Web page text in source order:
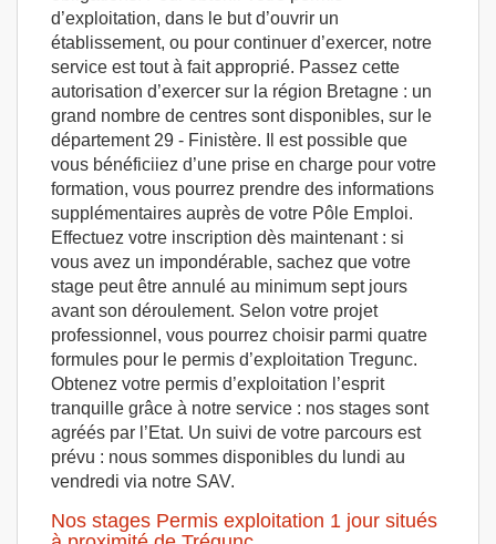
d’exploitation, dans le but d’ouvrir un
établissement, ou pour continuer d’exercer, notre
service est tout à fait approprié. Passez cette
autorisation d’exercer sur la région Bretagne : un
grand nombre de centres sont disponibles, sur le
département 29 - Finistère. Il est possible que
vous bénéficiiez d’une prise en charge pour votre
formation, vous pourrez prendre des informations
supplémentaires auprès de votre Pôle Emploi.
Effectuez votre inscription dès maintenant : si
vous avez un impondérable, sachez que votre
stage peut être annulé au minimum sept jours
avant son déroulement. Selon votre projet
professionnel, vous pourrez choisir parmi quatre
formules pour le permis d’exploitation Tregunc.
Obtenez votre permis d’exploitation l’esprit
tranquille grâce à notre service : nos stages sont
agréés par l’Etat. Un suivi de votre parcours est
prévu : nous sommes disponibles du lundi au
vendredi via notre SAV.
Nos stages Permis exploitation 1 jour situés